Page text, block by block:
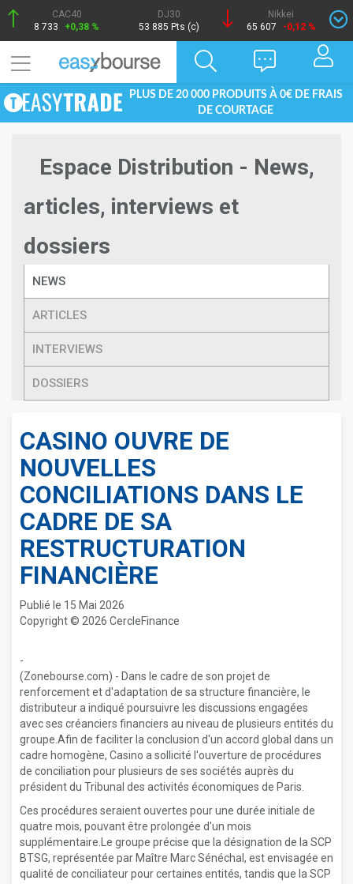
CAC40
8 733
+0,38 %
DJ30
53 885 Pts (c)
Nikkei
65 607
-0,12 %
PLUS DE 20 000 PRODUITS À 0€ DE FRAIS
DE COURTAGE
Espace Distribution - News,
articles, interviews et
dossiers
NEWS
ARTICLES
INTERVIEWS
DOSSIERS
CASINO OUVRE DE
NOUVELLES
CONCILIATIONS DANS LE
CADRE DE SA
RESTRUCTURATION
FINANCIÈRE
Publié le 15 Mai 2026
Copyright © 2026 CercleFinance
-
(Zonebourse.com) - Dans le cadre de son projet de
renforcement et d'adaptation de sa structure financière, le
distributeur a indiqué poursuivre les discussions engagées
avec ses créanciers financiers au niveau de plusieurs entités du
groupe.Afin de faciliter la conclusion d'un accord global dans un
cadre homogène, Casino a sollicité l'ouverture de procédures
de conciliation pour plusieurs de ses sociétés auprès du
président du Tribunal des activités économiques de Paris.
Ces procédures seraient ouvertes pour une durée initiale de
quatre mois, pouvant être prolongée d'un mois
supplémentaire.Le groupe précise que la désignation de la SCP
BTSG, représentée par Maître Marc Sénéchal, est envisagée en
qualité de conciliateur pour certaines entités, tandis que la SCP